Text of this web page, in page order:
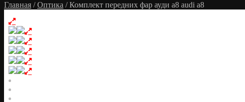
Главная /Оптика / Комплект передних фар ауди а8 audi a8